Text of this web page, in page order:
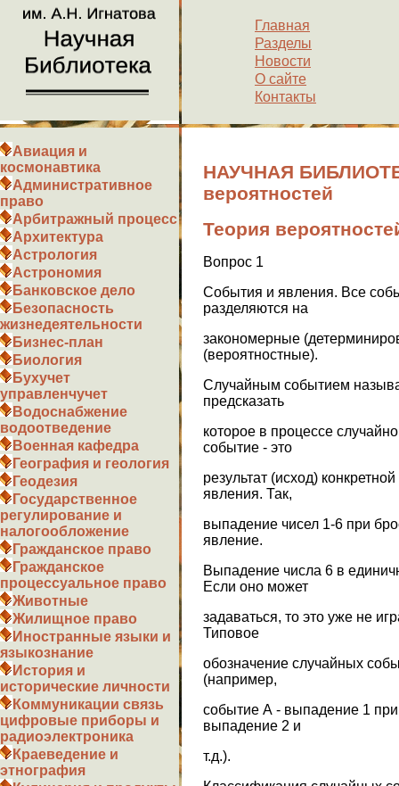
Главная
Разделы
Новости
О сайте
Контакты
Авиация и
космонавтика
Административное
право
Арбитражный процесс
Архитектура
Астрология
Астрономия
Банковское дело
Безопасность
жизнедеятельности
Бизнес-план
Биология
Бухучет
управленчучет
Водоснабжение
водоотведение
Военная кафедра
География и геология
Геодезия
Государственное
регулирование и
налогообложение
Гражданское право
Гражданское
процессуальное право
Животные
Жилищное право
Иностранные языки и
языкознание
История и
исторические личности
Коммуникации связь
цифровые приборы и
радиоэлектроника
Краеведение и
этнография
НАУЧНАЯ
вероятностей
Теория
Вопрос 1
События и явления. Все
разделяются на
закономерные
(вероятностные).
Случайным событием
предсказать
которое в процессе
событие - это
результат (исход)
явления. Так,
выпадение чисел 1-6 при
явление.
Выпадение числа 6 в
Если оно может
задаваться, то это уже не
Типовое
обозначение случайных
(например,
событие А - выпадение 1
выпадение 2 и
т.д.).